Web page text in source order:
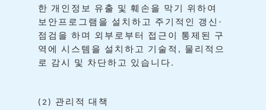
한 개인정보 유출 및 훼손을 막기
위하여
보안프로그램을 설치하고 주기적인
갱신·
점검을 하며 외부로부터 접근이 통제된
구
역에
시스템을 설치하고 기술적 , 물리적으
로
감시 및 차단하고 있습니다 .
(2) 관리적 대책